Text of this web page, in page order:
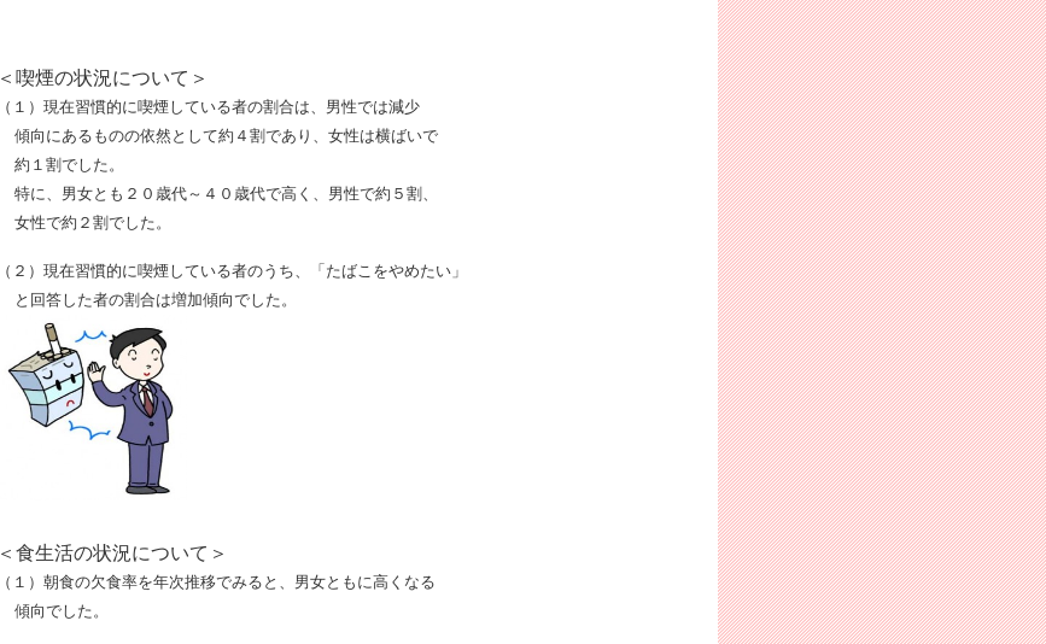
＜喫煙の状況について＞
（１）現在習慣的に喫煙している者の割合は、男性では減少
傾向にあるものの依然として約４割であり、女性は横ばいで
約１割でした。
特に、男女とも２０歳代～４０歳代で高く、男性で約５割、
女性で約２割でした。
（２）現在習慣的に喫煙している者のうち、「たばこをやめたい」
と回答した者の割合は増加傾向でした。
＜食生活の状況について＞
（１）朝食の欠食率を年次推移でみると、男女ともに高くなる
傾向でした。